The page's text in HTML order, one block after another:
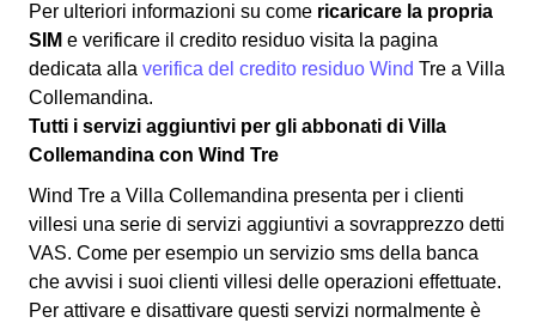
Per ulteriori informazioni su come ricaricare la propria
SIM e verificare il credito residuo visita la pagina
dedicata alla verifica del credito residuo Wind Tre a Villa
Collemandina.
Tutti i servizi aggiuntivi per gli abbonati di Villa
Collemandina con Wind Tre
Wind Tre a Villa Collemandina presenta per i clienti
villesi una serie di servizi aggiuntivi a sovrapprezzo detti
VAS. Come per esempio un servizio sms della banca
che avvisi i suoi clienti villesi delle operazioni effettuate.
Per attivare e disattivare questi servizi normalmente è